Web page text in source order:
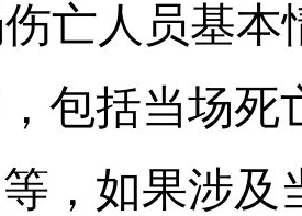
亡人员基本
包括当场死
，如果涉